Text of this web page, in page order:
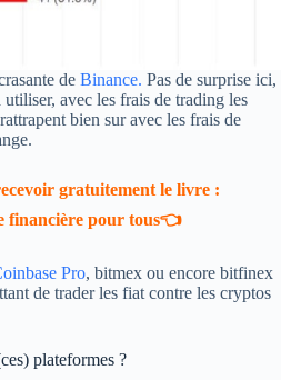
de Binance. Pas de surprise ici,
avec les frais de trading les
bien sur avec les frais de
gratuitement le livre :
financière pour tous👈
Pro, bitmex ou encore bitfinex
de trader les fiat contre les cryptos
plateformes ?